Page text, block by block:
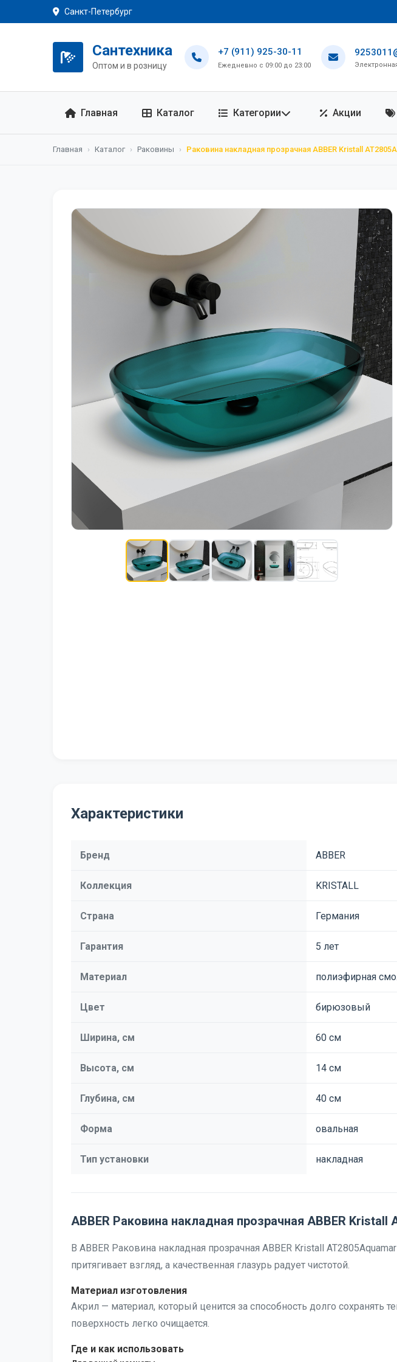
Санкт-Петербург
Сантехника
Оптом и в розницу
+7 (911) 925-30-11
Ежедневно с 09:00 до 23:00
Главная Каталог Категории Акции
Главная › Каталог › Раковины › Раковина накладная прозрачная ABBER Kristall
Характеристики
Бренд ABBER
Коллекция KRISTALL
Страна Германия
Гарантия 5 лет
Материал полиэфирная
Цвет бирюзовый
Ширина, см 60 см
Высота, см 14 см
Глубина, см 40 см
Форма овальная
Тип установки накладная
ABBER Раковина накладная прозрачная ABBER
В ABBER Раковина накладная прозрачная ABBER Kristall
притягивает взгляд, а качественная глазурь радует чистотой.
Материал изготовления
Акрил — материал, который ценится за способность долго сохранять
поверхность легко очищается.
Где и как использовать